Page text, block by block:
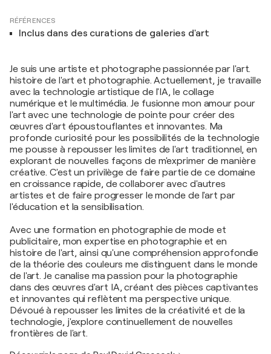
RÉFÉRENCES
Inclus dans des curations de galeries d'art
Je suis une artiste et photographe passionnée par l'art.
histoire de l'art et photographie. Actuellement, je travaille
avec la technologie artistique de l'IA, le collage
numérique et le multimédia. Je fusionne mon amour pour
l'art avec une technologie de pointe pour créer des
œuvres d'art époustouflantes et innovantes. Ma
profonde curiosité pour les possibilités de la technologie
me pousse à repousser les limites de l'art traditionnel, en
explorant de nouvelles façons de m'exprimer de manière
créative. C'est un privilège de faire partie de ce domaine
en croissance rapide, de collaborer avec d'autres
artistes et de faire progresser le monde de l'art par
l'éducation et la sensibilisation.
Avec une formation en photographie de mode et
publicitaire, mon expertise en photographie et en
histoire de l'art, ainsi qu'une compréhension approfondie
de la théorie des couleurs me distinguent dans le monde
de l'art. Je canalise ma passion pour la photographie
dans des œuvres d'art IA, créant des pièces captivantes
et innovantes qui reflètent ma perspective unique.
Dévoué à repousser les limites de la créativité et de la
technologie, j'explore continuellement de nouvelles
frontières de l'art.